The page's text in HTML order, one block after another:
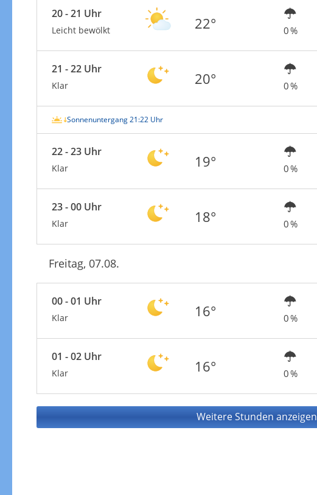
20 - 21 Uhr
Leicht bewölkt 22° 0 %
21 - 22 Uhr
Klar 20° 0 %
Sonnenuntergang 21:22 Uhr
22 - 23 Uhr
Klar 19° 0 %
23 - 00 Uhr
Klar 18° 0 %
Freitag, 07.08.
00 - 01 Uhr
Klar 16° 0 %
01 - 02 Uhr
Klar 16° 0 %
Weitere Stunden anzeigen